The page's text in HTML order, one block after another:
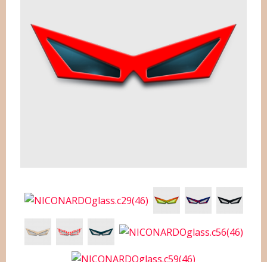
PIXLR-EXPRESS
PIXLR-EXPRESS STARTEN